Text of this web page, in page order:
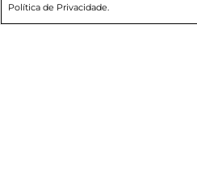
Política de Privacidade.